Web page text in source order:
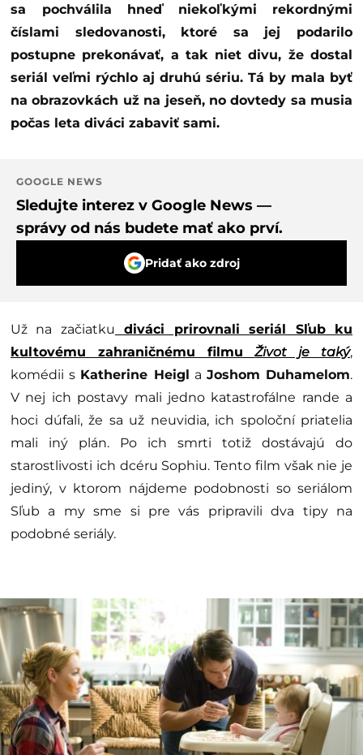
sa pochválila hneď niekoľkými rekordnými
číslami sledovanosti, ktoré sa jej podarilo
postupne prekonávať, a tak niet divu, že dostal
seriál veľmi rýchlo aj druhú sériu. Tá by mala byť
na obrazovkách už na jeseň, no dovtedy sa musia
počas leta diváci zabaviť sami.
GOOGLE NEWS
Sledujte interez v Google News —
správy od nás budete mať ako prví.
Pridať ako zdroj
Už na začiatku diváci prirovnali seriál Sľub ku
kultovému zahraničnému filmuŽivot je taký,
komédii s Katherine Heigl a Joshom Duhamelom.
V nej ich postavy mali jedno katastrofálne rande a
hoci dúfali, že sa už neuvidia, ich spoloční priatelia
mali iný plán. Po ich smrti totiž dostávajú do
starostlivosti ich dcéru Sophiu. Tento film však nie je
jediný, v ktorom nájdeme podobnosti so seriálom
Sľub a my sme si pre vás pripravili dva tipy na
podobné seriály.